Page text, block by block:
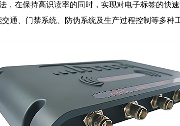
，在保持高识读率的同时，实现对电子标签的快
交通、门禁系统、防伪系统及生产过程控制等多种